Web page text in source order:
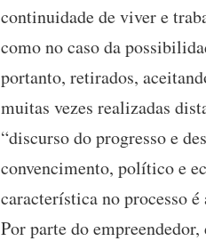
continuidade de viver e
como no caso da
portanto, retirados,
muitas vezes realizadas
“discurso do progresso e
convencimento, político e
característica no processo
Por parte do